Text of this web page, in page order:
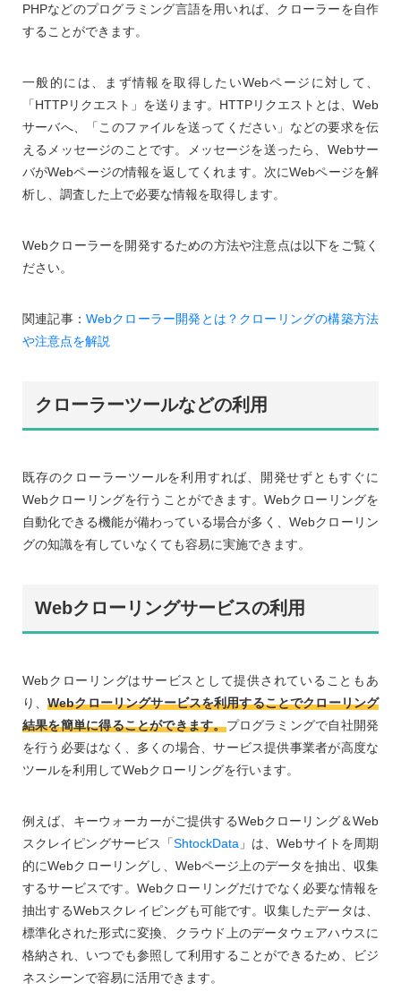
PHPなどのプログラミング言語を用いれば、クローラーを自作
することができます。
一般的には、まず情報を取得したいWebページに対して、
「HTTPリクエスト」を送ります。HTTPリクエストとは、Web
サーバへ、「このファイルを送ってください」などの要求を伝
えるメッセージのことです。メッセージを送ったら、Webサー
バがWebページの情報を返してくれます。次にWebページを解
析し、調査した上で必要な情報を取得します。
Webクローラーを開発するための方法や注意点は以下をご覧く
ださい。
関連記事： Webクローラー開発とは？クローリングの構築方法
や注意点を解説
クローラーツールなどの利用
既存のクローラーツールを利用すれば、開発せずともすぐに
Webクローリングを行うことができます。Webクローリングを
自動化できる機能が備わっている場合が多く、Webクローリン
グの知識を有していなくても容易に実施できます。
Webクローリングサービスの利用
Webクローリングはサービスとして提供されていることもあ
り、Webクローリングサービスを利用することでクローリング
結果を簡単に得ることができます。プログラミングで自社開発
を行う必要はなく、多くの場合、サービス提供事業者が高度な
ツールを利用してWebクローリングを行います。
例えば、キーウォーカーがご提供するWebクローリング＆Web
スクレイピングサービス「ShtockData 」は、Webサイトを周期
的にWebクローリングし、Webページ上のデータを抽出、収集
するサービスです。Webクローリングだけでなく必要な情報を
抽出するWebスクレイピングも可能です。収集したデータは、
標準化された形式に変換、クラウド上のデータウェアハウスに
格納され、いつでも参照して利用することができるため、ビジ
ネスシーンで容易に活用できます。